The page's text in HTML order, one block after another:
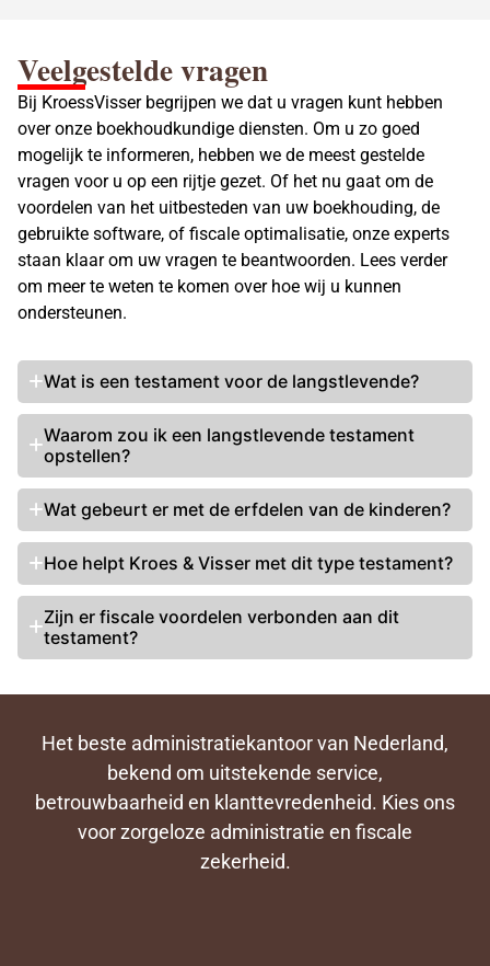
Veelgestelde vragen
Bij KroessVisser begrijpen we dat u vragen kunt hebben
over onze boekhoudkundige diensten. Om u zo goed
mogelijk te informeren, hebben we de meest gestelde
vragen voor u op een rijtje gezet. Of het nu gaat om de
voordelen van het uitbesteden van uw boekhouding, de
gebruikte software, of fiscale optimalisatie, onze experts
staan klaar om uw vragen te beantwoorden. Lees verder
om meer te weten te komen over hoe wij u kunnen
ondersteunen.
Wat is een testament voor de langstlevende?
Waarom zou ik een langstlevende testament
opstellen?
Wat gebeurt er met de erfdelen van de kinderen?
Hoe helpt Kroes & Visser met dit type testament?
Zijn er fiscale voordelen verbonden aan dit
testament?
Het beste administratiekantoor van Nederland,
bekend om uitstekende service,
betrouwbaarheid en klanttevredenheid. Kies ons
voor zorgeloze administratie en fiscale
zekerheid.